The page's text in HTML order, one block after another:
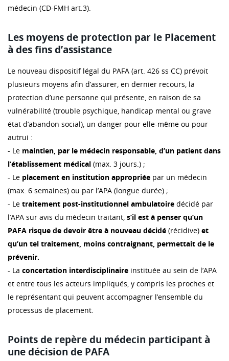
médecin (CD-FMH art.3).
Les moyens de protection par le Placement
à des fins d’assistance
Le nouveau dispositif légal du PAFA (art. 426 ss CC) prévoit
plusieurs moyens afin d’assurer, en dernier recours, la
protection d’une personne qui présente, en raison de sa
vulnérabilité (trouble psychique, handicap mental ou grave
état d’abandon social), un danger pour elle-même ou pour
autrui :
- Le maintien, par le médecin responsable, d’un patient dans
l’établissement médical (max. 3 jours.) ;
- Le placement en institution appropriée par un médecin
(max. 6 semaines) ou par l’APA (longue durée) ;
- Le traitement post-institutionnel ambulatoire décidé par
l’APA sur avis du médecin traitant, s’il est à penser qu’un
PAFA risque de devoir être à nouveau décidé (récidive) et
qu’un tel traitement, moins contraignant, permettait de le
prévenir.
- La concertation interdisciplinaire instituée au sein de l’APA
et entre tous les acteurs impliqués, y compris les proches et
le représentant qui peuvent accompagner l’ensemble du
processus de placement.
Points de repère du médecin participant à
une décision de PAFA